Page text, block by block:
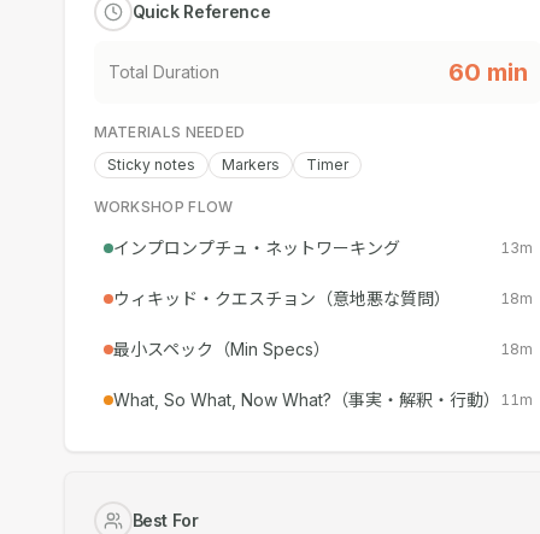
Quick Reference
Total Duration 60 min
MATERIALS NEEDED
Sticky notes
Markers Timer
WORKSHOP FLOW
インプロンプチュ・ネットワーキング 13m
ウィキッド・クエスチョン（意地悪な質問） 18m
最小スペック（Min Specs） 18m
What, So What, Now What?（事実・解釈・行動） 11m
Best For